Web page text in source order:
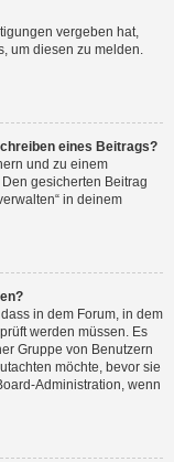
vergeben hat,
um diesen zu melden.
eines Beitrags?
und zu einem
gesicherten Beitrag
in deinem
in dem Forum, in dem
werden müssen. Es
Gruppe von Benutzern
möchte, bevor sie
Administration, wenn